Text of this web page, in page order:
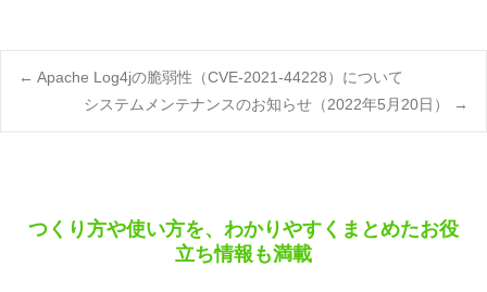
Post
← Apache Log4jの脆弱性（CVE-2021-44228）について
システムメンテナンスのお知らせ（2022年5月20日）
→
つくり方や使い方を、わかりやすくまとめたお役
立ち情報も満載